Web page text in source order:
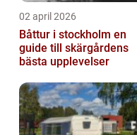
02 april 2026
Båttur i stockholm en
guide till skärgårdens
bästa upplevelser